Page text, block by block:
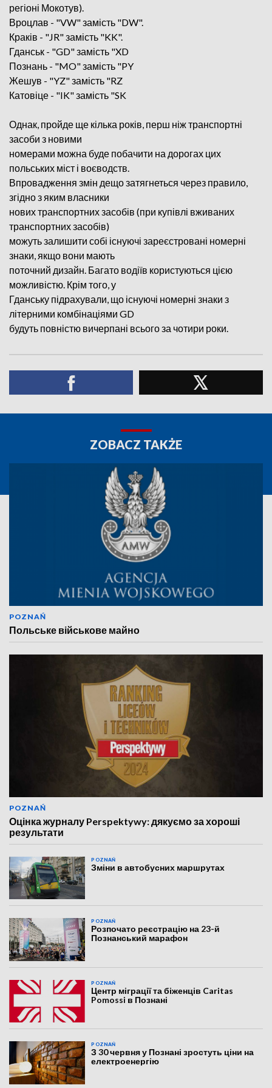
регіоні Мокотув).
Вроцлав - "VW" замість "DW".
Краків - "JR" замість "KK".
Гданськ - "GD" замість "XD
Познань - "MO" замість "PY
Жешув - "YZ" замість "RZ
Катовіце - "IK" замість "SK
Однак, пройде ще кілька років, перш ніж транспортні
засоби з новими
номерами можна буде побачити на дорогах цих
польських міст і воєводств.
Впровадження змін дещо затягнеться через правило,
згідно з яким власники
нових транспортних засобів (при купівлі вживаних
транспортних засобів)
можуть залишити собі існуючі зареєстровані номерні
знаки, якщо вони мають
поточний дизайн. Багато водіїв користуються цією
можливістю. Крім того, у
Гданську підрахували, що існуючі номерні знаки з
літерними комбінаціями GD
будуть повністю вичерпані всього за чотири роки.
ZOBACZ TAKŻE
POZNAŃ
Польське військове майно
POZNAŃ
Оцінка журналу Perspektywy: дякуємо за хороші
результати
POZNAŃ
Зміни в автобусних маршрутах
POZNAŃ
Розпочато реєстрацію на 23-й
Познанський марафон
POZNAŃ
Центр міграції та біженців Caritas
Pomossi в Познані
POZNAŃ
З 30 червня у Познані зростуть ціни на
електроенергію